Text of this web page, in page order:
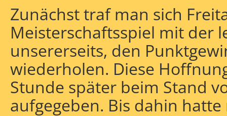
Zunächst traf man sich
Meisterschaftsspiel mit der
unsererseits, den
wiederholen. Diese
Stunde später beim Stand
aufgegeben. Bis dahin